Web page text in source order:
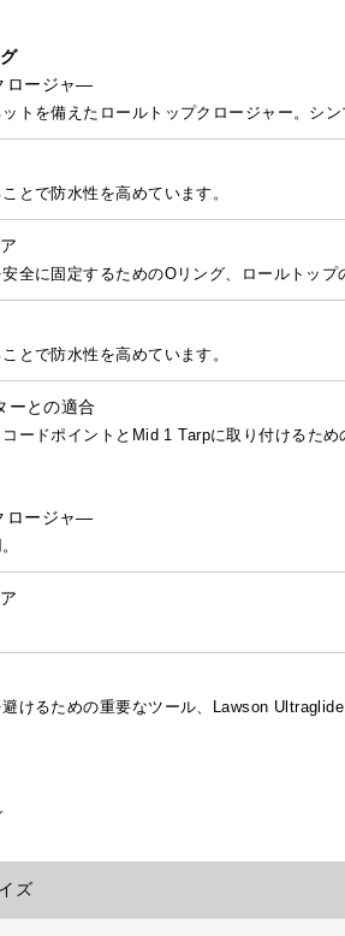
ロージャ―
トを備えたロールトップクロージャー。シ
とで防水性を高めています。
全に固定するためのOリング、ロールトップ
とで防水性を高めています。
ーとの適合
ードポイントとMid 1 Tarpに取り付けるため
ロージャ―
けるための重要なツール、Lawson
ズ